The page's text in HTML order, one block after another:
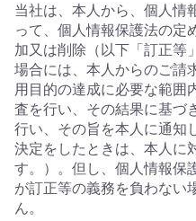
当社は、本人から、個人情
って、個人情報保護法の定
加又は削除（以下「訂正等
場合には、本人からのご請
用目的の達成に必要な範囲
査を行い、その結果に基づ
行い、その旨を本人に通知
決定をしたときは、本人に
す。）。但し、個人情報保
が訂正等の義務を負わない
ん。